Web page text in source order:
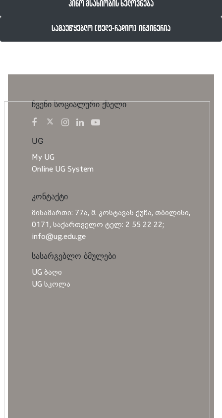
კინო მსახიობის ხელოვნება
სამაუწყებლო (ტელე-რადიო) ინჟინერია
ჩვენი სოციალური ქსელი
UG
My UG
Online UG System
კონტაქტი
მისამართი: 77ა, მ. კოსტავას ქუჩა, თბილისი,
0171, საქართველო ტელ: 2 55 22 22;
info@ug.edu.ge
სასარგებლო ბმულები
UG ბაღი
UG სკოლა